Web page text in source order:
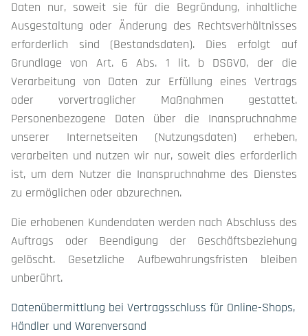
Daten nur, soweit sie für die Begründung, inhaltliche
Ausgestaltung oder Änderung des Rechtsverhältnisses
erforderlich sind (Bestandsdaten). Dies erfolgt auf
Grundlage von Art. 6 Abs. 1 lit. b DSGVO, der die
Verarbeitung von Daten zur Erfüllung eines Vertrags
oder vorvertraglicher Maßnahmen gestattet.
Personenbezogene Daten über die Inanspruchnahme
unserer Internetseiten (Nutzungsdaten) erheben,
verarbeiten und nutzen wir nur, soweit dies erforderlich
ist, um dem Nutzer die Inanspruchnahme des Dienstes
zu ermöglichen oder abzurechnen.
Die erhobenen Kundendaten werden nach Abschluss des
Auftrags oder Beendigung der Geschäftsbeziehung
gelöscht. Gesetzliche Aufbewahrungsfristen bleiben
unberührt.
Datenübermittlung bei Vertragsschluss für Online-Shops,
Händler und Warenversand